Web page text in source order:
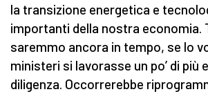
la transizione energetica e
importanti della nostra economia.
saremmo ancora in tempo, se lo
ministeri si lavorasse un po’ di più
diligenza. Occorrerebbe